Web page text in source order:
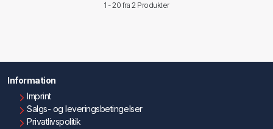
1 - 20 fra 2 Produkter
Information
Imprint
Salgs- og leveringsbetingelser
Privatlivspolitik